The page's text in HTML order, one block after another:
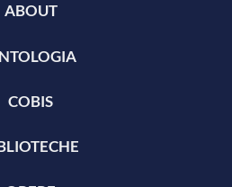
ABOUT
COBIS